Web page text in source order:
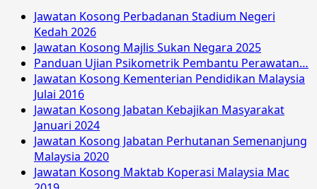
Jawatan Kosong Perbadanan Stadium Negeri
Kedah 2026
Jawatan Kosong Majlis Sukan Negara 2025
Panduan Ujian Psikometrik Pembantu Perawatan…
Jawatan Kosong Kementerian Pendidikan Malaysia
Julai 2016
Jawatan Kosong Jabatan Kebajikan Masyarakat
Januari 2024
Jawatan Kosong Jabatan Perhutanan Semenanjung
Malaysia 2020
Jawatan Kosong Maktab Koperasi Malaysia Mac